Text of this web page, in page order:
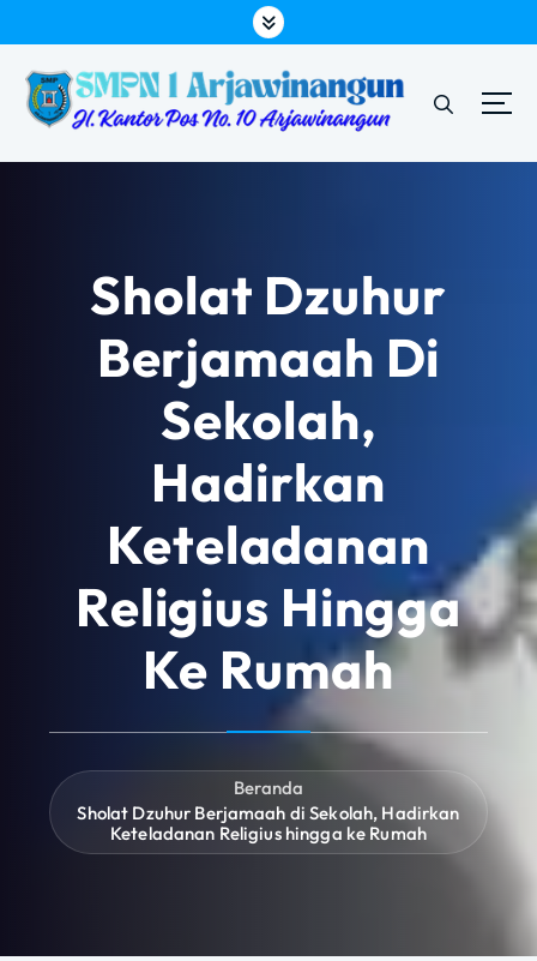
e
Sholat Dzuhur
Berjamaah Di
Sekolah,
Hadirkan
Keteladanan
Religius Hingga
Ke Rumah
Beranda
Sholat Dzuhur Berjamaah di Sekolah, Hadirkan
Keteladanan Religius hingga ke Rumah